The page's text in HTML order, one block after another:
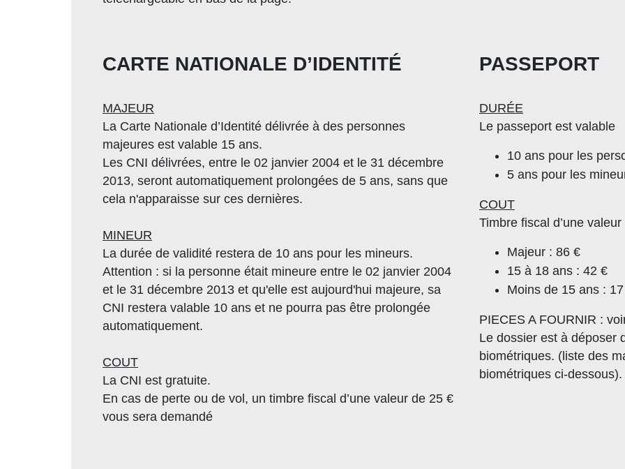
CARTE NATIONALE D’IDENTITÉ
MAJEUR
La Carte Nationale d’Identité délivrée à des personnes
majeures est valable 15 ans.
Les CNI délivrées, entre le 02 janvier 2004 et le 31 décembre
2013, seront automatiquement prolongées de 5 ans, sans que
cela n'apparaisse sur ces dernières.
MINEUR
La durée de validité restera de 10 ans pour les mineurs.
Attention : si la personne était mineure entre le 02 janvier 2004
et le 31 décembre 2013 et qu'elle est aujourd'hui majeure, sa
CNI restera valable 10 ans et ne pourra pas être prolongée
automatiquement.
COUT
La CNI est gratuite.
En cas de perte ou de vol, un timbre fiscal d’une valeur de 25 €
vous sera demandé
PASSEPORT
DURÉE
Le passeport est valable
10 ans pour les
5 ans pour les
COUT
Timbre fiscal d’une valeur
Majeur : 86 €
15 à 18 ans : 42 €
Moins de 15 ans :
PIECES A FOURNIR :
Le dossier est à déposer
biométriques. (liste des
biométriques ci-dessous).